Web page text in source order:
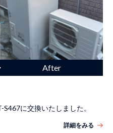
に交換いたしました。
詳細をみる